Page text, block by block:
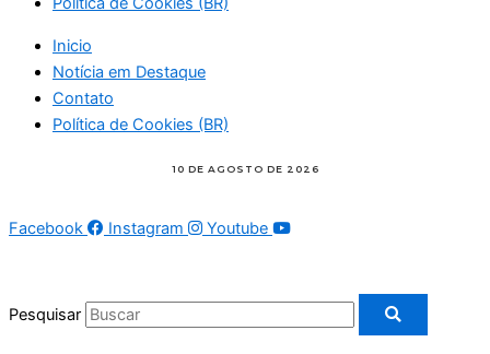
Inicio
Notícia em Destaque
Contato
Política de Cookies (BR)
Facebook Instagram Youtube
Pesquisar